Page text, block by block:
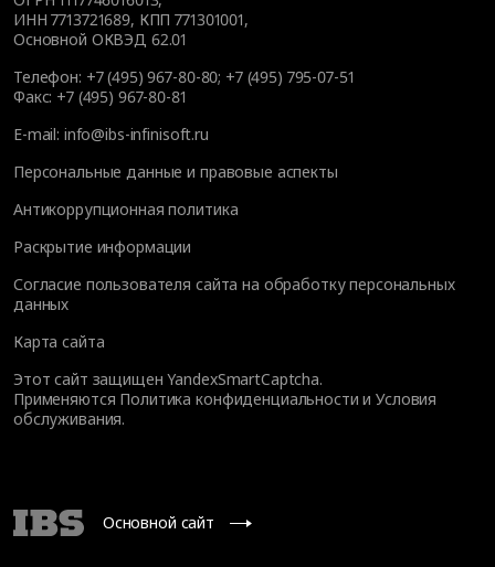
ИНН 7713721689, КПП 771301001,
Основной ОКВЭД 62.01
Телефон: +7 (495) 967-80-80; +7 (495) 795-07-51
Факс: +7 (495) 967-80-81
E-mail: info@ibs-infinisoft.ru
Персональные данные и правовые аспекты
Антикоррупционная политика
Раскрытие информации
Согласие пользователя сайта на обработку персональных
данных
Карта сайта
Этот сайт защищен YandexSmartCaptcha.
Применяются Политика конфиденциальности иУсловия
обслуживания.
Основной сайт